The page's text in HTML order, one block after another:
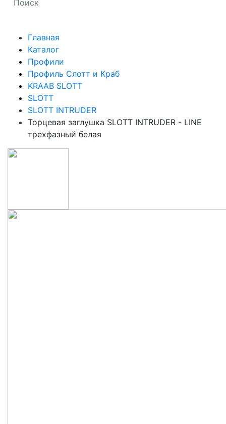
Главная
Каталог
Профили
Профиль Слотт и Краб
KRAAB SLOTT
SLOTT
SLOTT INTRUDER
Торцевая заглушка SLOTT INTRUDER - LINE
трехфазный белая